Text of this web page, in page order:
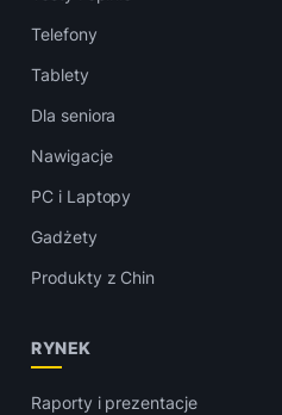
Telefony
Tablety
Dla seniora
Nawigacje
PC i Laptopy
Gadżety
Produkty z Chin
RYNEK
Raporty i prezentacje